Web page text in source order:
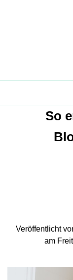
So
Veröffentlicht
am